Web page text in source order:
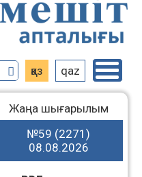
қаз qaz
Жаңа шығарылым
№59 (2271)
08.08.2026